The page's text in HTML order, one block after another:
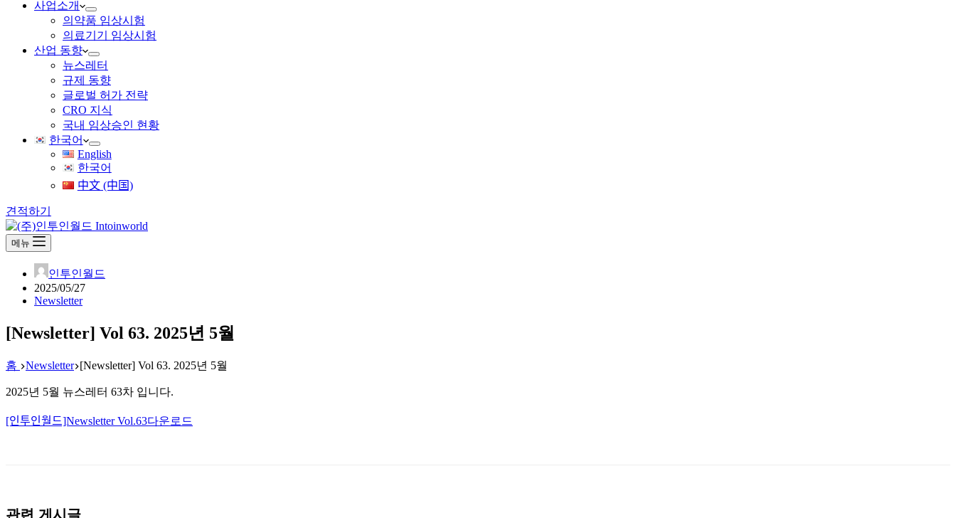
사업소개
의약품 임상시험
의료기기 임상시험
산업 동향
뉴스레터
규제 동향
글로벌 허가 전략
CRO 지식
국내 임상승인 현황
한국어
English
한국어
中文 (中国)
견적하기
메뉴
인투인월드
2025/05/27
Newsletter
[Newsletter] Vol 63. 2025년 5월
홈 Newsletter [Newsletter] Vol 63. 2025년 5월
2025년 5월 뉴스레터 63차 입니다.
[인투인월드]Newsletter Vol.63다운로드
관련 게시글